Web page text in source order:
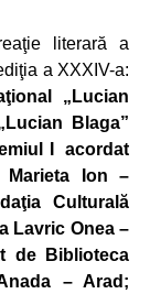
literară a
a XXXIV-a:
„Lucian
Blaga”
I acordat
Ion –
Culturală
Lavric Onea –
de Biblioteca
– Arad;